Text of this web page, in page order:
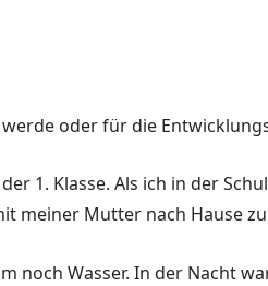
oder für die
1. Klasse. Als ich in der
meiner Mutter nach Hause
noch Wasser. In der Nacht